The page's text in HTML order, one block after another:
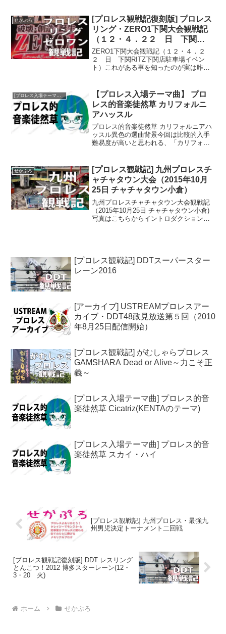
ら駅から遠い場所を選んだのだ。もっと
も駐車料金が安くあが...
せかぷろ
[プロレス観戦記復刻版] プロレス
リング・ZERO1下関大会観戦記
（１２・４．２２ 日 下関
RITZ下関店駐車場イベント）
ZERO1下関大会観戦記（１２・４．２
２ 日 下関RITZ下関店駐車場イベン
ト）これがある事を知ったのが実は昨
ムの岩谷が生まれた美祢でも今月頭にゼ
ロワンきてたらしい。美...
[プロレス入場テーマ曲]プロレス的音楽徒然草
【プロレス入場テーマ曲】 プロ
レス的音楽徒然草 カリフォルニ
アハッスル
プロレス的音楽徒然草 カリフォルニアハ
ッスル異色の選曲背景今回は比較的入手
難易度が高いと思われる、「カリフォル
スでも活躍したチャボ・ゲレロ（シニ
ア）の入場テーマに使われ...
せかぷろ
[プロレス観戦記] 九州プロレスチ
ャチャタウン大会（2015年10月
25日 チャチャタウン小倉）
九州プロレスチャチャタウン大会観戦記
（2015年10月25日 チャチャタウン小倉)
写真はこちらからイントロダクション皿
[プロレス観戦記] DDTスーパースター
レーン2016
[アーカイブ] USTREAMプロレスアー
カイブ・DDT48政見放送第５回（2010
年8月25日配信開始）
[プロレス観戦記] がむしゃらプロレス
GAMSHARA Dead or Alive～力こそ正
義～
[プロレス入場テーマ曲] プロレス的音
楽徒然草 Cicatriz(KENTAのテーマ)
[プロレス入場テーマ曲] プロレス的音
楽徒然草 スカイ・ハイ
[プロレス観戦記] 九州プロレス・最強九
州男児決定トーナメント二回戦
[プロレス観戦記復刻版] DDT レスリング
とんこつ！2012 博多スターレーン(12・
3・20 火)
ホーム せかぷろ